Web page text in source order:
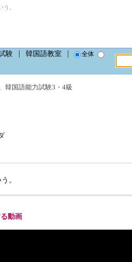
。
験 韓国語教室
全体
韓国語能力試験3・4級
。
動画